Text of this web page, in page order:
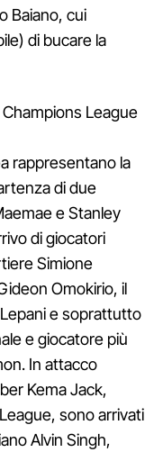
Baiano, cui
di bucare la
Champions League
rappresentano la
di due
e Stanley
di giocatori
Simione
Omokirio, il
e soprattutto
e giocatore più
In attacco
Kema Jack,
sono arrivati
Alvin Singh,